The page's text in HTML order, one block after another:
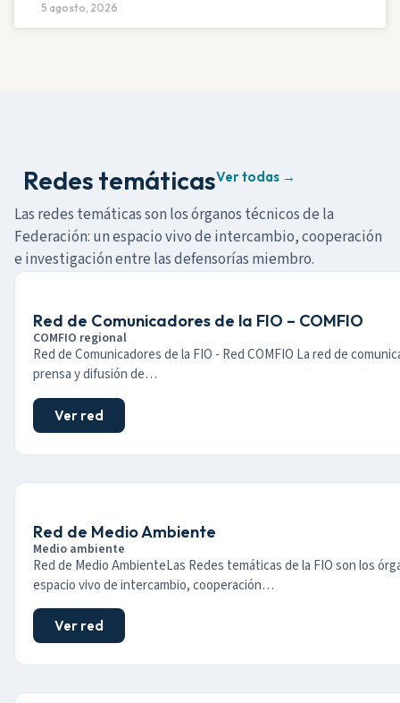
5 agosto, 2026
Redes temáticasVer todas →
Las redes temáticas son los órganos técnicos de la
Federación: un espacio vivo de intercambio, cooperación
e investigación entre las defensorías miembro.
Red de Comunicadores de la FIO – COMFIO
COMFIO regional
Red de Comunicadores de la FIO - Red COMFIO La red de
prensa y difusión de…
Ver red
Red de Medio Ambiente
Medio ambiente
Red de Medio AmbienteLas Redes temáticas de la FIO son los
espacio vivo de intercambio, cooperación…
Ver red